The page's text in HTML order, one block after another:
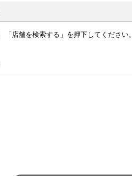
「店舗を検索する」を押下してください。